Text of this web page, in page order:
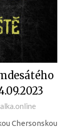
Chersonskou